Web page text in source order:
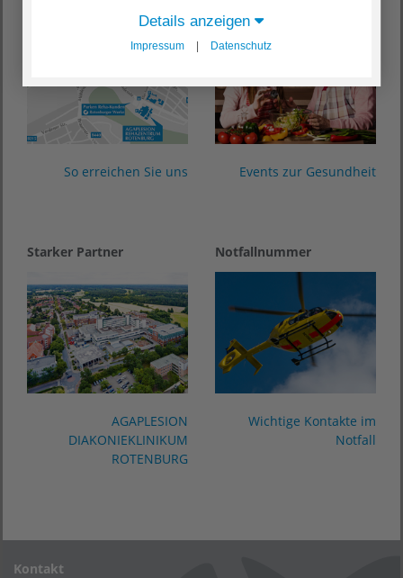
So erreichen Sie uns Events zur Gesundheit
Starker Partner
AGAPLESION
DIAKONIEKLINIKUM
ROTENBURG
Notfallnummer
Wichtige Kontakte im
Notfall
Kontakt
Details anzeigen
Impressum Datenschutz